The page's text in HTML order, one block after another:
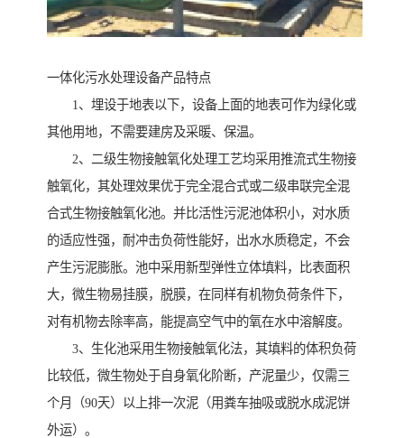
一体化污水处理设备产品特点
1、埋设于地表以下，设备上面的地表可作为绿化或
其他用地，不需要建房及采暖、保温。
2、二级生物接触氧化处理工艺均采用推流式生物接
触氧化，其处理效果优于完全混合式或二级串联完全混
合式生物接触氧化池。并比活性污泥池体积小，对水质
的适应性强，耐冲击负荷性能好，出水水质稳定，不会
产生污泥膨胀。池中采用新型弹性立体填料，比表面积
大，微生物易挂膜，脱膜，在同样有机物负荷条件下，
对有机物去除率高，能提高空气中的氧在水中溶解度。
3、生化池采用生物接触氧化法，其填料的体积负荷
比较低，微生物处于自身氧化阶断，产泥量少，仅需三
个月（90天）以上排一次泥（用粪车抽吸或脱水成泥饼
外运）。